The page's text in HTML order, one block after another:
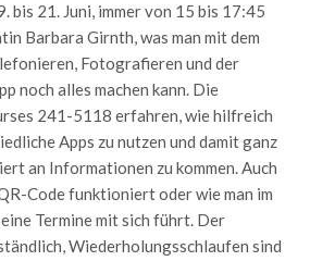
bis 21. Juni, immer von 15 bis 17:45
Barbara Girnth, was man mit dem
Fotografieren und der
noch alles machen kann. Die
241-5118 erfahren, wie hilfreich
Apps zu nutzen und damit ganz
an Informationen zu kommen. Auch
Code funktioniert oder wie man im
Termine mit sich führt. Der
Wiederholungsschlaufen sind